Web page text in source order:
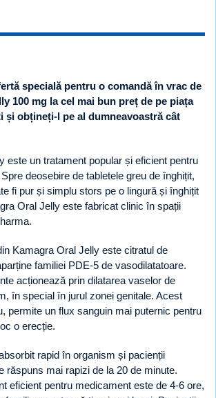
specială pentru o comandă în vrac de
100 mg la cel mai bun preț de pe piața
și obțineți-l pe al dumneavoastră cât
este un tratament popular și eficient pentru
deosebire de tabletele greu de înghițit,
fi pur și simplu stors pe o lingură și înghițit
Oral Jelly este fabricat clinic în spații
Kamagra Oral Jelly este citratul de
familiei PDE-5 de vasodilatatoare.
acționează prin dilatarea vaselor de
în special în jurul zonei genitale. Acest
permite un flux sanguin mai puternic pentru
o erecție.
rapid în organism și pacienții
răspuns mai rapizi de la 20 de minute.
eficient pentru medicament este de 4-6 ore,